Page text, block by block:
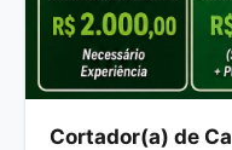
Cortador(a) de